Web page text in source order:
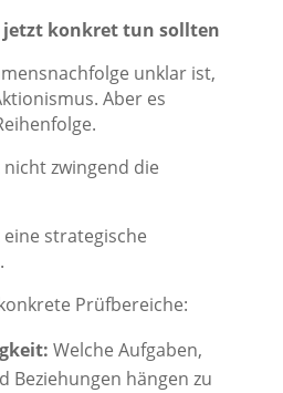
jetzt konkret tun sollten
unklar ist,
Aber es
zwingend die
strategische
Prüfbereiche:
Welche Aufgaben,
Beziehungen hängen zu